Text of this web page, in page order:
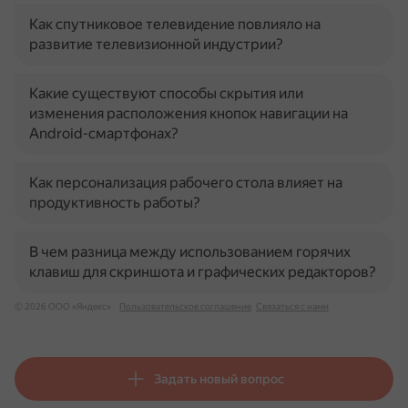
Как спутниковое телевидение повлияло на
развитие телевизионной индустрии?
Какие существуют способы скрытия или
изменения расположения кнопок навигации на
Android-смартфонах?
Как персонализация рабочего стола влияет на
продуктивность работы?
В чем разница между использованием горячих
клавиш для скриншота и графических редакторов?
© 2026 ООО «Яндекс» Пользовательское соглашение Связаться с нами
Задать новый вопрос